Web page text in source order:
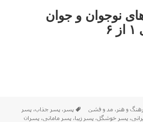
نوجوان و جوان
نوجوان و جوان ایرانی سری ۱ از ۶
و هنر ،مد و فشن برچسب‌ها
پسر ،پسر جذاب،پسر
،پسر خوشگل،پسر زیبا،پسر مامانی،پسران